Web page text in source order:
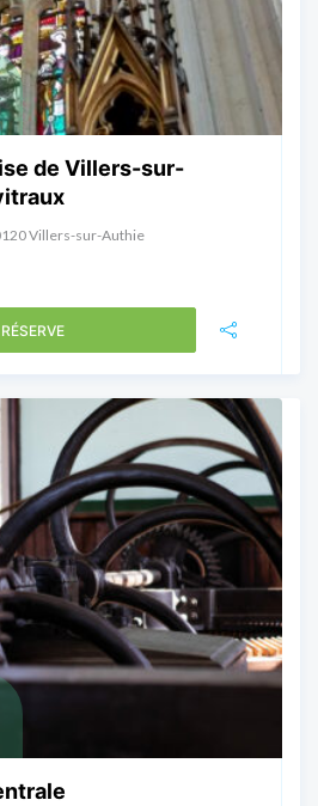
de Villers-sur-
Villers-sur-Authie